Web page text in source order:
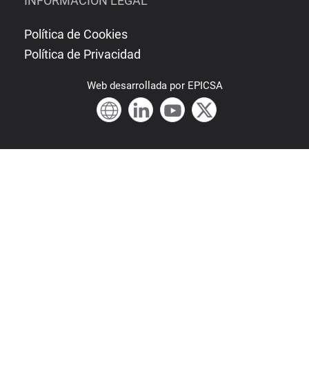
Política de Cookies
Política de Privacidad
Webdesarrollada por EPICSA